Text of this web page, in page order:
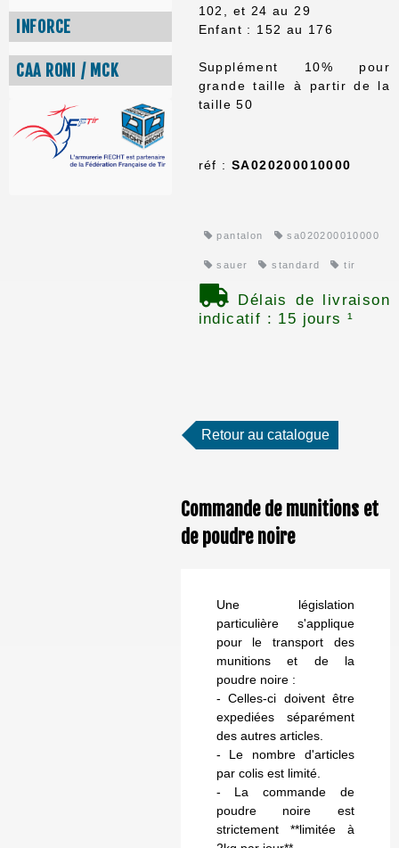
INFORCE
CAA RONI / MCK
102, et 24 au 29
Enfant : 152 au 176
Supplément 10% pour
grande taille à partir de la
taille 50
réf :SA020200010000
pantalon sa020200010000
sauer standard tir
Délais de livraison
indicatif : 15 jours ¹
Retour au catalogue
Commande de munitions et
de poudre noire
Une législation
particulière s'applique
pour le transport des
munitions et de la
poudre noire :
- Celles-ci doivent être
expediées séparément
des autres articles.
- Le nombre d'articles
par colis est limité.
- La commande de
poudre noire est
strictement **limitée à